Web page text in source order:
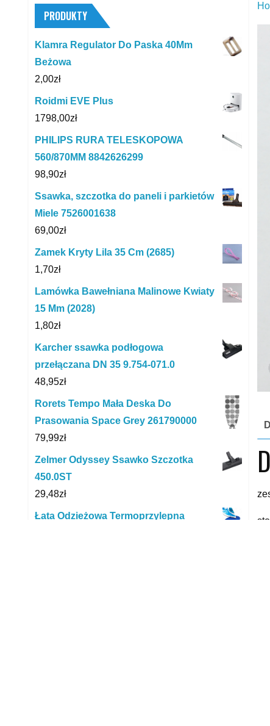
PRODUKTY
Klamra Regulator Do Paska 40Mm
Beżowa
2,00zł
Roidmi EVE Plus
1798,00zł
PHILIPS RURA TELESKOPOWA
560/870MM 8842626299
98,90zł
Ssawka, szczotka do paneli i parkietów
Miele 7526001638
69,00zł
Zamek Kryty Lila 35 Cm (2685)
1,70zł
Lamówka Bawełniana Malinowe Kwiaty
15 Mm (2028)
1,80zł
Karcher ssawka podłogowa
przełączana DN 35 9.754-071.0
48,95zł
Rorets Tempo Mała Deska Do
Prasowania Space Grey 261790000
79,99zł
Zelmer Odyssey Ssawko Szczotka
450.0ST
29,48zł
Łata Odzieżowa Termoprzylepna